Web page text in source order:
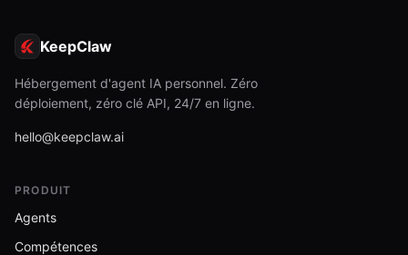
KeepClaw
Hébergement d'agent IA personnel. Zéro
déploiement, zéro clé API, 24/7 en ligne.
hello@keepclaw.ai
PRODUIT
Agents
Compétences